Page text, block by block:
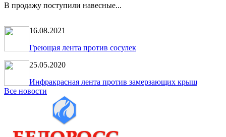
В продажу поступили навесные...
16.08.2021
Греющая лента против сосулек
25.05.2020
Инфракрасная лента против замерзающих крыш
Все новости